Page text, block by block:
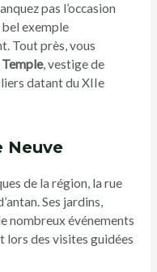
pas l’occasion
bel exemple
Tout près, vous
, vestige de
datant du XIIe
Neuve
de la région, la rue
Ses jardins,
nombreux événements
des visites guidées